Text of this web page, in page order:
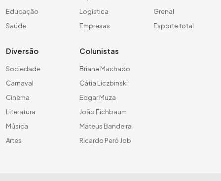
Educação
Saúde
Logística
Empresas
Grenal
Esporte total
Diversão
Sociedade
Carnaval
Cinema
Literatura
Música
Artes
Colunistas
Briane Machado
Cátia Liczbinski
Edgar Muza
João Eichbaum
Mateus Bandeira
Ricardo Peró Job